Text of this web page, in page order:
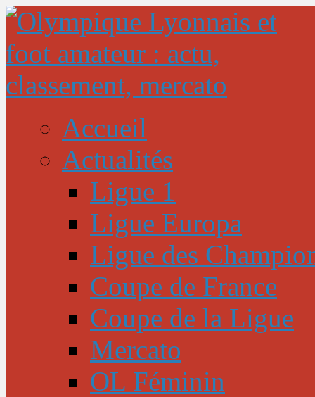
Accueil
Actualités
Ligue 1
Ligue Europa
Ligue des
Coupe de France
Coupe de la Ligue
Mercato
OL Féminin